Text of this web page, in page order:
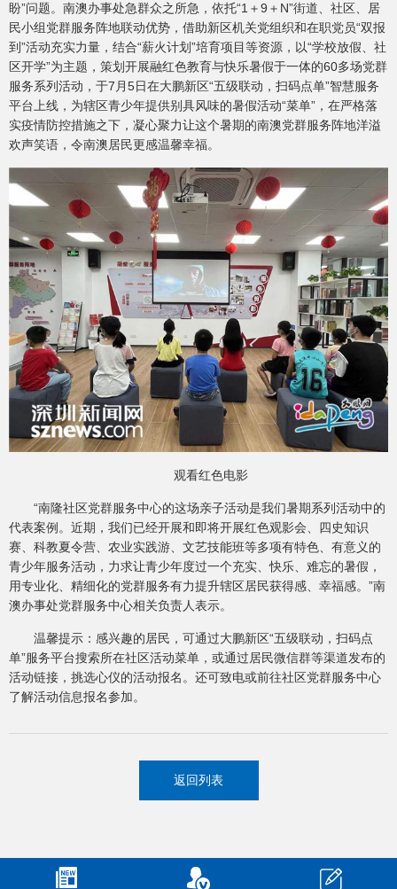
盼”问题。南澳办事处急群众之所急，依托“1＋9＋N”街道、社区、居
民小组党群服务阵地联动优势，借助新区机关党组织和在职党员“双报
到”活动充实力量，结合“薪火计划”培育项目等资源，以“学校放假、社
区开学”为主题，策划开展融红色教育与快乐暑假于一体的60多场党群
服务系列活动，于7月5日在大鹏新区“五级联动，扫码点单”智慧服务
平台上线，为辖区青少年提供别具风味的暑假活动“菜单”，在严格落
实疫情防控措施之下，凝心聚力让这个暑期的南澳党群服务阵地洋溢
欢声笑语，令南澳居民更感温馨幸福。
观看红色电影
“南隆社区党群服务中心的这场亲子活动是我们暑期系列活动中的
代表案例。近期，我们已经开展和即将开展红色观影会、四史知识
赛、科教夏令营、农业实践游、文艺技能班等多项有特色、有意义的
青少年服务活动，力求让青少年度过一个充实、快乐、难忘的暑假，
用专业化、精细化的党群服务有力提升辖区居民获得感、幸福感。”南
澳办事处党群服务中心相关负责人表示。
温馨提示：感兴趣的居民，可通过大鹏新区“五级联动，扫码点
单”服务平台搜索所在社区活动菜单，或通过居民微信群等渠道发布的
活动链接，挑选心仪的活动报名。还可致电或前往社区党群服务中心
了解活动信息报名参加。
返回列表